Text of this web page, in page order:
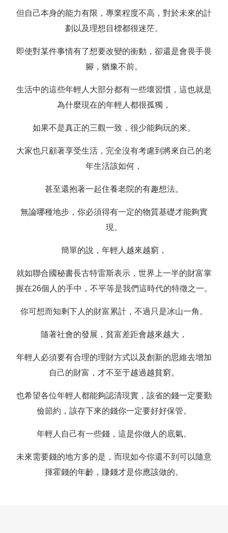
但自己本身的能力有限，專業程度不高，對於未來的計
劃以及理想目標都很迷茫。
即使對某件事情有了想要改變的衝動，卻還是會畏手畏
腳，猶豫不前。
生活中的這些年輕人大部分都有一些壞習慣，這也就是
為什麼現在的年輕人都很孤獨，
如果不是真正的三觀一致，很少能夠玩的來。
大家也只顧著享受生活，完全沒有考慮到將來自己的老
年生活該如何，
甚至還抱著一起住養老院的有趣想法。
無論哪種地步，你必須得有一定的物質基礎才能夠實
現。
簡單的說，年輕人越來越窮，
就如聯合國秘書長古特雷斯表示，世界上一半的財富掌
握在26個人的手中，不平等是我們這時代的特徵之一。
你可想而知剩下人的財富累計，不過只是冰山一角。
隨著社會的發展，貧富差距會越來越大，
年輕人必須要有合理的理財方式以及創新的思維去增加
自己的財富，才不至于越過越貧窮。
也希望各位年輕人都能夠認清現實，該省的錢一定要勤
儉節約，該存下來的錢你一定要好好保管。
年輕人自己有一些錢，這是你做人的底氣。
未來需要錢的地方多的是，而現如今你還不到可以隨意
揮霍錢的年齡，賺錢才是你應該做的。